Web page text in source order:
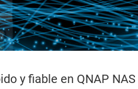
y fiable en QNAP